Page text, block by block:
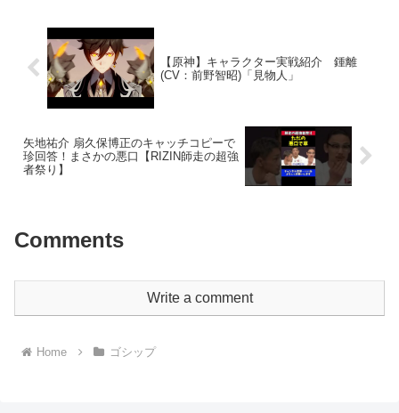
【原神】キャラクター実戦紹介 鍾離
(CV：前野智昭)「見物人」
矢地祐介 扇久保博正のキャッチコピーで
珍回答！まさかの悪口【RIZIN師走の超強
者祭り】
Comments
Write a comment
Home ゴシップ